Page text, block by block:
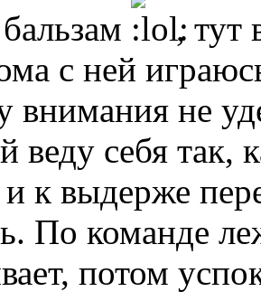
, тут
с ней
внимания не
веду себя так,
и к выдерже
По команде
потом